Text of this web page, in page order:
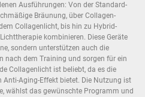
Ausführungen: Von der Standard-
Bräunung, über Collagen-
Collagenlicht, bis hin zu Hybrid-
kombinieren. Diese Geräte
sondern unterstützen auch die
nach dem Training und sorgen für ein
Collagenlicht ist beliebt, da es die
Aging-Effekt bietet. Die Nutzung ist
wählst das gewünschte Programm und